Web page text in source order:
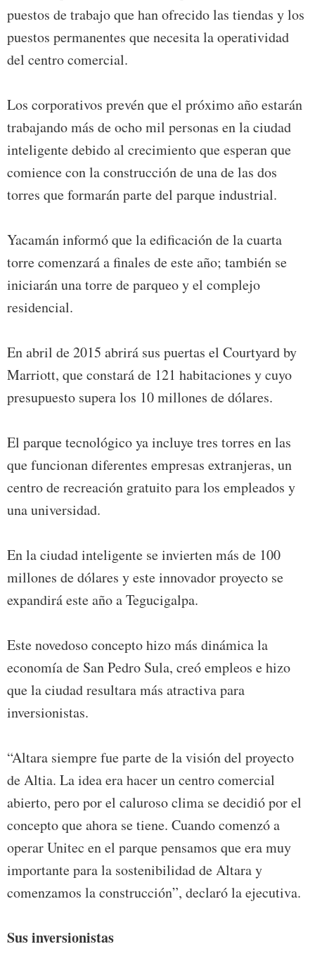
puestos de trabajo que han ofrecido las tiendas y los
puestos permanentes que necesita la operatividad
del centro comercial.
Los corporativos prevén que el próximo año estarán
trabajando más de ocho mil personas en la ciudad
inteligente debido al crecimiento que esperan que
comience con la construcción de una de las dos
torres que formarán parte del parque industrial.
Yacamán informó que la edificación de la cuarta
torre comenzará a finales de este año; también se
iniciarán una torre de parqueo y el complejo
residencial.
En abril de 2015 abrirá sus puertas el Courtyard by
Marriott, que constará de 121 habitaciones y cuyo
presupuesto supera los 10 millones de dólares.
El parque tecnológico ya incluye tres torres en las
que funcionan diferentes empresas extranjeras, un
centro de recreación gratuito para los empleados y
una universidad.
En la ciudad inteligente se invierten más de 100
millones de dólares y este innovador proyecto se
expandirá este año a Tegucigalpa.
Este novedoso concepto hizo más dinámica la
economía de San Pedro Sula, creó empleos e hizo
que la ciudad resultara más atractiva para
inversionistas.
“Altara siempre fue parte de la visión del proyecto
de Altia. La idea era hacer un centro comercial
abierto, pero por el caluroso clima se decidió por el
concepto que ahora se tiene. Cuando comenzó a
operar Unitec en el parque pensamos que era muy
importante para la sostenibilidad de Altara y
comenzamos la construcción”, declaró la ejecutiva.
Sus inversionistas